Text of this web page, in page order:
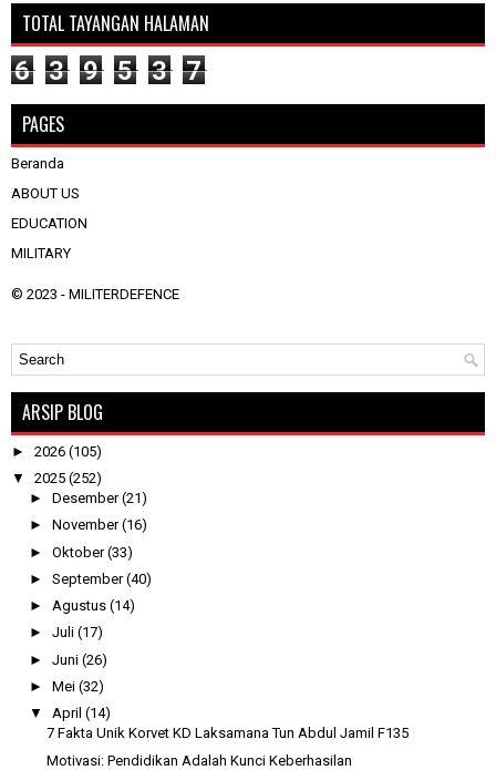
TOTAL TAYANGAN HALAMAN
6 3 9 5 3 7
PAGES
Beranda
ABOUT US
EDUCATION
MILITARY
© 2023 - MILITERDEFENCE
ARSIP BLOG
► 2026 (105)
▼ 2025 (252)
► Desember(21)
► November(16)
► Oktober(33)
► September(40)
► Agustus (14)
► Juli (17)
► Juni (26)
► Mei (32)
▼ April (14)
7 Fakta Unik Korvet KD Laksamana Tun Abdul Jamil F135
Motivasi: Pendidikan Adalah Kunci Keberhasilan